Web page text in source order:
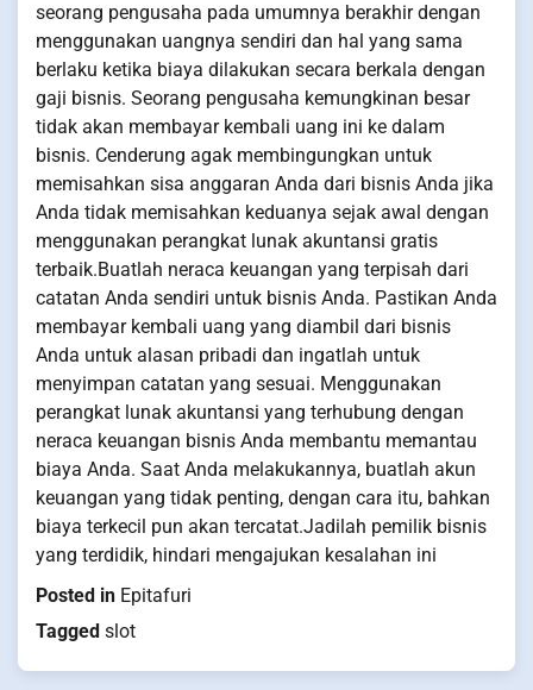
seorang pengusaha pada umumnya berakhir dengan
menggunakan uangnya sendiri dan hal yang sama
berlaku ketika biaya dilakukan secara berkala dengan
gaji bisnis. Seorang pengusaha kemungkinan besar
tidak akan membayar kembali uang ini ke dalam
bisnis. Cenderung agak membingungkan untuk
memisahkan sisa anggaran Anda dari bisnis Anda jika
Anda tidak memisahkan keduanya sejak awal dengan
menggunakan perangkat lunak akuntansi gratis
terbaik.Buatlah neraca keuangan yang terpisah dari
catatan Anda sendiri untuk bisnis Anda. Pastikan Anda
membayar kembali uang yang diambil dari bisnis
Anda untuk alasan pribadi dan ingatlah untuk
menyimpan catatan yang sesuai. Menggunakan
perangkat lunak akuntansi yang terhubung dengan
neraca keuangan bisnis Anda membantu memantau
biaya Anda. Saat Anda melakukannya, buatlah akun
keuangan yang tidak penting, dengan cara itu, bahkan
biaya terkecil pun akan tercatat.Jadilah pemilik bisnis
yang terdidik, hindari mengajukan kesalahan ini
Posted in Epitafuri
Tagged slot